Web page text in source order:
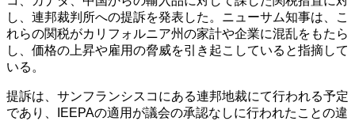
し、連邦裁判所への提訴を発表した。​ニューサム知事は、こ
れらの関税がカリフォルニア州の家計や企業に混乱をもたら
し、価格の上昇や雇用の脅威を引き起こしていると指摘して
いる。​
提訴は、サンフランシスコにある連邦地裁にて行われる予定
であり、IEEPAの適用が議会の承認なしに行われたことの違